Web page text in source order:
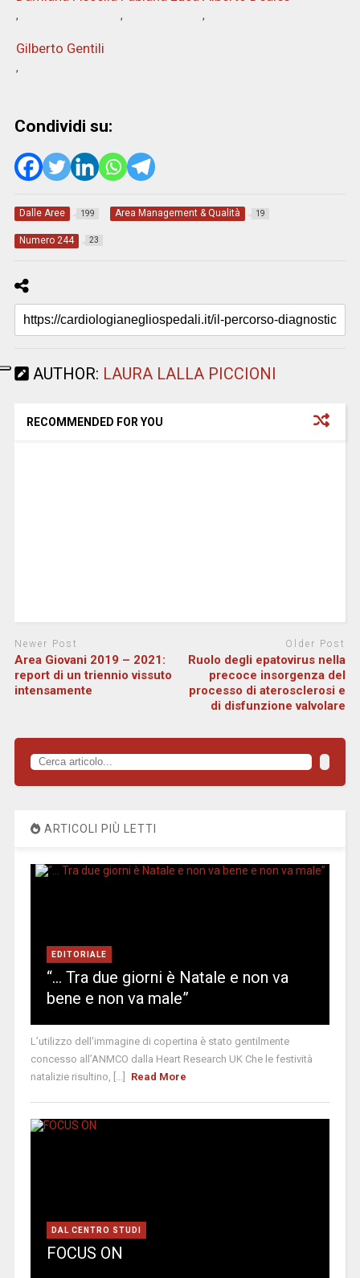
Gilberto Gentili
Condividi su:
Dalle Aree 199 Area Management & Qualità 19
Numero 244 23
AUTHOR: LAURA LALLA PICCIONI
RECOMMENDED FOR YOU
Newer Post
Area Giovani 2019 – 2021:
report di un triennio vissuto
intensamente
Older Post
Ruolo degli epatovirus nella
precoce insorgenza del
processo di aterosclerosi e
di disfunzione valvolare
ARTICOLI PIÙ LETTI
EDITORIALE
“… Tra due giorni è Natale e non va
bene e non va male”
L’utilizzo dell'immagine di copertina è stato gentilmente
concesso all’ANMCO dalla Heart Research UK Che le festività
natalizie risultino, [...]
Read More
DAL CENTRO STUDI
FOCUS ON